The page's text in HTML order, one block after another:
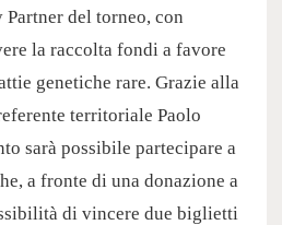
del torneo, con
la raccolta fondi a favore
genetiche rare. Grazie alla
territoriale Paolo
sarà possibile partecipare a
a fronte di una donazione a
di vincere due biglietti